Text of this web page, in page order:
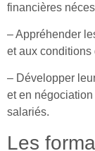
financières
– Appréhender
et aux conditions
– Développer
et en
salariés.
Les